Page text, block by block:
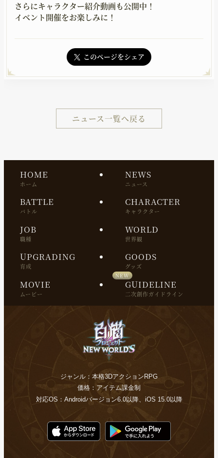
さらにキャラクター紹介動画も公開中！
イベント開催をお楽しみに！
このページをシェア
ニュース一覧へ戻る
HOME
ホーム
NEWS
ニュース
BATTLE
バトル
CHARACTER
キャラクター
JOB
職種
WORLD
世界観
UPGRADING
育成
GOODS
グッズ
MOVIE
ムービー
GUIDELINE
二次創作ガイドライン
ジャンル：本格3DアクションRPG
価格：アイテム課金制
対応OS：Androidバージョン6.0以降、iOS 15.0以降